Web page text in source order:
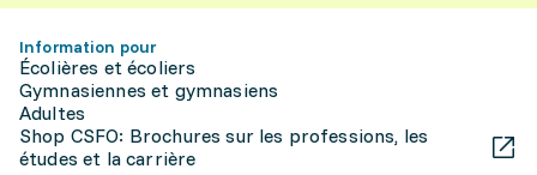
Information pour
Écolières et écoliers
Gymnasiennes et gymnasiens
Adultes
Shop CSFO: Brochures sur les professions, les
études et la carrière